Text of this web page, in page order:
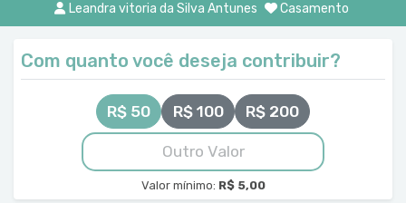
Leandra vitoria da Silva Antunes Casamento
Com quanto você deseja contribuir?
R$ 50 R$ 100 R$ 200
Valor mínimo: R$ 5,00